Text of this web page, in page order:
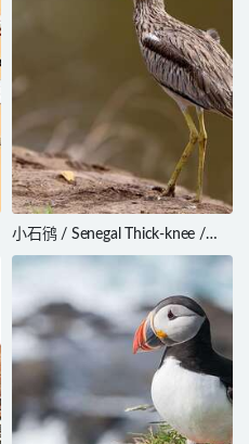
小石鸻 / Senegal Thick-knee /
Burhinus senegalensis